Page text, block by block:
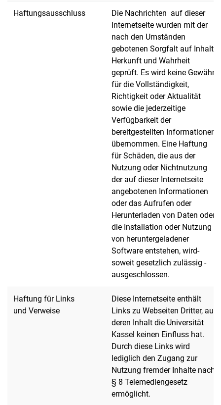
Haftungsausschluss
Die Nachrichten auf dieser
Internetseite wurden mit der
nach den Umständen
gebotenen Sorgfalt auf Inhalt,
Herkunft und Wahrheit
geprüft. Es wird keine Gewähr
für die Vollständigkeit,
Richtigkeit oder Aktualität
sowie die jederzeitige
Verfügbarkeit der
bereitgestellten Informationen
übernommen. Eine Haftung
für Schäden, die aus der
Nutzung oder Nichtnutzung
der auf dieser Internetseite
angebotenen Informationen
oder das Aufrufen oder
Herunterladen von Daten oder
die Installation oder Nutzung
von heruntergeladener
Software entstehen, wird-
soweit gesetzlich zulässig -
ausgeschlossen.
Haftung für Links
und Verweise
Diese Internetseite enthält
Links zu Webseiten Dritter, auf
deren Inhalt die Universität
Kassel keinen Einfluss hat.
Durch diese Links wird
lediglich den Zugang zur
Nutzung fremder Inhalte nach
§ 8 Telemediengesetz
ermöglicht.